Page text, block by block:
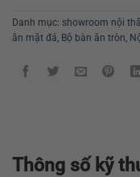
Danh mục: showroom nội
ăn mặt đá, Bộ bàn ăn tròn,
Thông số kỹ